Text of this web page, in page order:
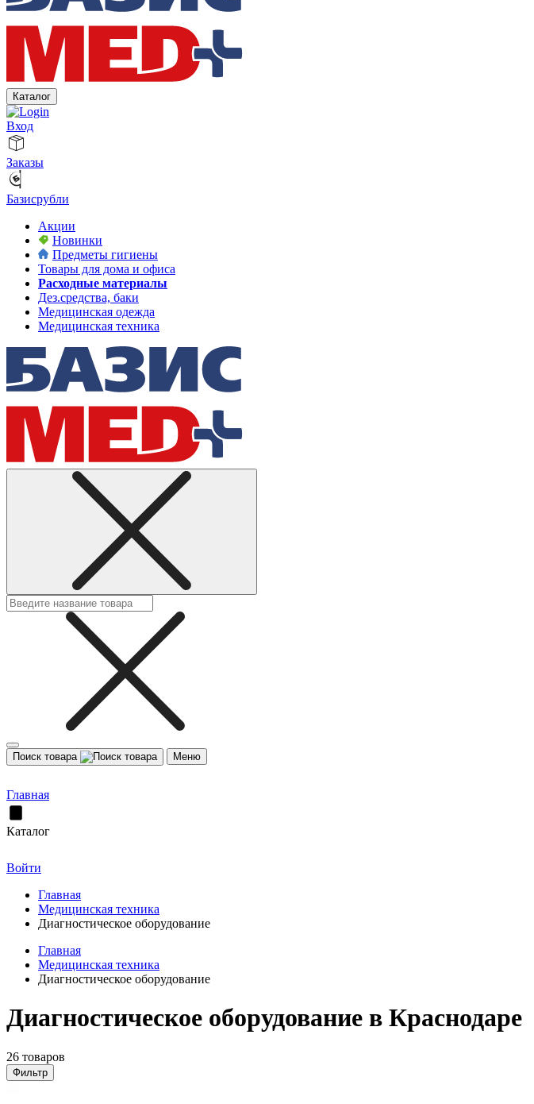
Каталог
Вход
Заказы
Базисрубли
Акции
Новинки
Предметы гигиены
Товары для дома и офиса
Расходные материалы
Дез.средства, баки
Медицинская одежда
Медицинская техника
Поиск товара Меню
Главная
Каталог
Войти
Главная
Медицинская техника
Диагностическое оборудование
Главная
Медицинская техника
Диагностическое оборудование
Диагностическое оборудование в Краснодаре
26 товаров
Фильтр